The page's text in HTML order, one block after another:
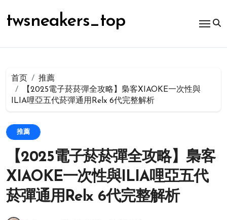
容
twsneakers_top
首页
推薦
【2025電子菸菸彈全攻略】梟客XIAOKE一次性與
ILIA哩亞五代菸彈通用Relx 6代完整解析
推薦
【2025電子菸菸彈全攻略】梟客
XIAOKE一次性與ILIA哩亞五代
菸彈通用Relx 6代完整解析